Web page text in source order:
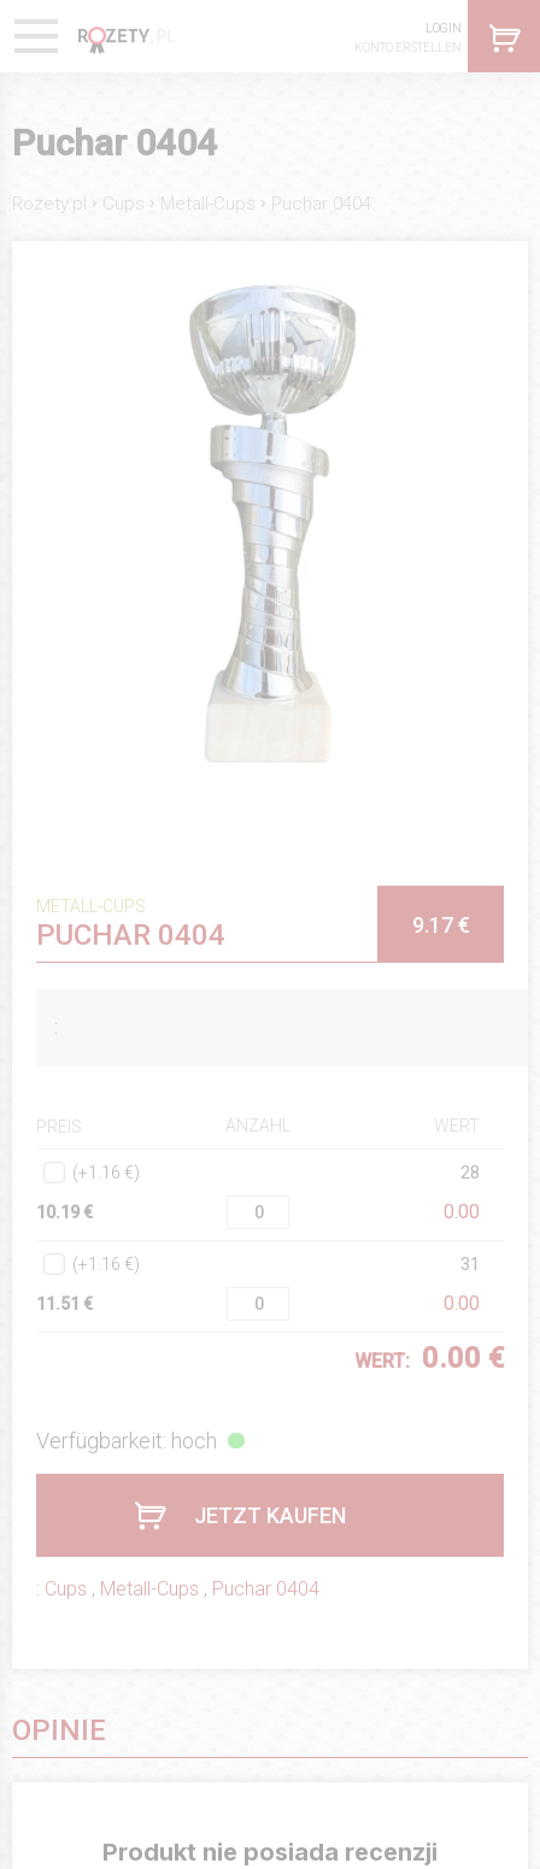
LOGIN
KONTO ERSTELLEN
Puchar 0404
Rozety.pl › Cups › Metall-Cups › Puchar 0404
METALL-CUPS
PUCHAR 0404 9.17 €
:
PREIS ANZAHL WERT
(+1.16 €) 28
10.19 € 0.00
(+1.16 €) 31
11.51 € 0.00
WERT: 0.00 €
Verfügbarkeit: hoch
JETZT KAUFEN
: Cups , Metall-Cups , Puchar 0404
OPINIE
Produkt nie posiada recenzji